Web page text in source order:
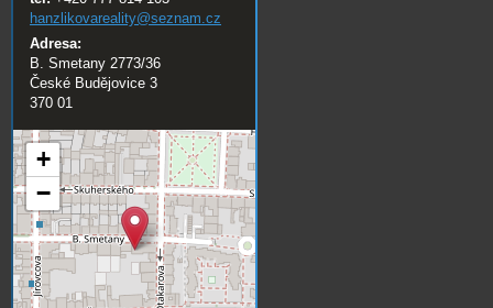
hanzlikovareality@seznam.cz
Adresa:
B. Smetany 2773/36
České Budějovice 3
370 01
+
−